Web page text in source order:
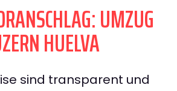
UMZUG
HUELVA
sind transparent und